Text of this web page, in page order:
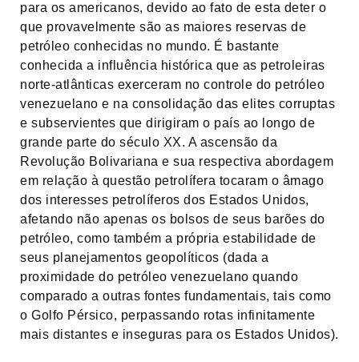
para os americanos, devido ao fato de esta deter o
que provavelmente são as maiores reservas de
petróleo conhecidas no mundo. É bastante
conhecida a influência histórica que as petroleiras
norte-atlânticas exerceram no controle do petróleo
venezuelano e na consolidação das elites corruptas
e subservientes que dirigiram o país ao longo de
grande parte do século XX. A ascensão da
Revolução Bolivariana e sua respectiva abordagem
em relação à questão petrolífera tocaram o âmago
dos interesses petrolíferos dos Estados Unidos,
afetando não apenas os bolsos de seus barões do
petróleo, como também a própria estabilidade de
seus planejamentos geopolíticos (dada a
proximidade do petróleo venezuelano quando
comparado a outras fontes fundamentais, tais como
o Golfo Pérsico, perpassando rotas infinitamente
mais distantes e inseguras para os Estados Unidos).